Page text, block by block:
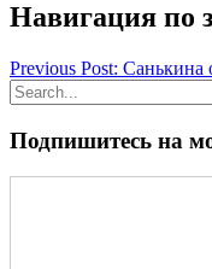
Навигация по
Previous Post: Санькина
Подпишитесь на